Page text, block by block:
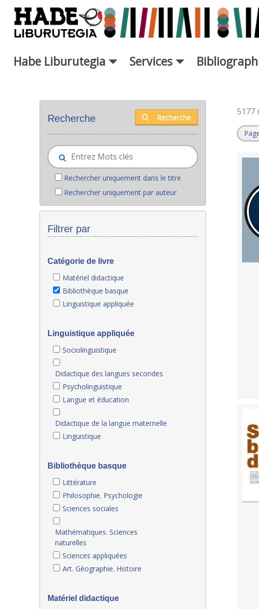
Saut au contenu principal
Habe Liburutegia Services
Recherche Recherche
Rechercher uniquement dans le titre
Rechercher uniquement par auteur
Filtrer par
Catégorie de livre
Matériel didactique
Bibliothèque basque
Linguistique appliquée
Linguistique appliquée
Sociolinguistique
Didactique des langues secondes
Psycholinguistique
Langue et éducation
Didactique de la langue maternelle
Linguistique
Bibliothèque basque
Littérature
Philosophie. Psychologie
Sciences sociales
Mathématiques. Sciences
naturelles
Sciences appliquées
Art. Géographie. Histoire
Matériel didactique
5177